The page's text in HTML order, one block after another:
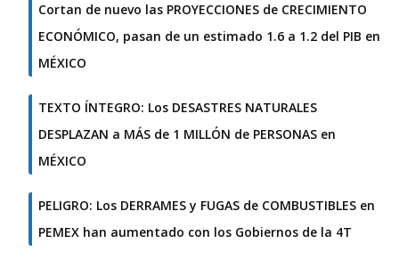
Cortan de nuevo las PROYECCIONES de CRECIMIENTO
ECONÓMICO, pasan de un estimado 1.6 a 1.2 del PIB en
MÉXICO
TEXTO ÍNTEGRO: Los DESASTRES NATURALES
DESPLAZAN a MÁS de 1 MILLÓN de PERSONAS en
MÉXICO
PELIGRO: Los DERRAMES y FUGAS de COMBUSTIBLES en
PEMEX han aumentado con los Gobiernos de la 4T